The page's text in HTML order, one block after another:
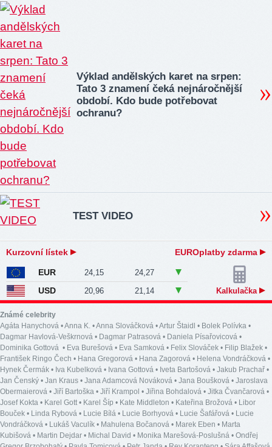
Výklad andělských karet na srpen:
Tato 3 znamení čeká nejnáročnější
období. Kdo bude potřebovat
ochranu?
TEST VIDEO
Kurzovní lístek EUROplatby zdarma
EUR 24,15 24,27
USD 20,96 21,14 Kalkulačka
Známé celebrity
Agáta Hanychová •Anna K. •Anna Slováčková •Artur Štaidl • Bolek Polívka •
Dagmar Havlová-Veškrnová • Dagmar Patrasová • Daniela Písařovicová •
Dominika Gottová • Eva Burešová • Eva Samková • Felix Slováček • Filip Blažek •
František Ringo Čech • Hana Gregorová • Hana Zagorová • Helena Vondráčková •
Hynek Čermák • Iva Kubelková • Ivana Gottová • Iveta Bartošová • Jakub Prachař •
Jan Čenský • Jan Kraus • Jana Adamcová Nováková • Jana Boušková • Jaroslava
Obermaierová • Jiří Bartoška • Jiří Krampol • Jiřina Bohdalová • Jitka Čvančarová •
Josef Kokta • Karel Gott • Karel Šíp • Kate Middleton • Kateřina Brožová • Libor
Bouček • Linda Rybová • Lucie Bílá • Lucie Borhyová • Lucie Šafářová • Lucie
Vondráčková • Lukáš Vaculík • Mahulena Bočanová • Marek Eben • Marta
Kubišová • Martin Dejdar • Michal David • Monika Marešová-Poslušná • Ondřej